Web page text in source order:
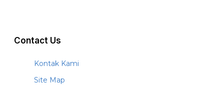
Contact Us
Kontak Kami
Site Map